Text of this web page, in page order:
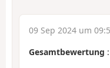
09 Sep 2024 um
Gesamtbewertung :